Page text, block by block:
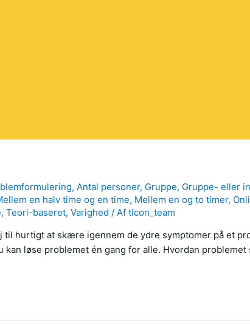
,Antal personer, Gruppe, Gruppe- eller
en halv time og en time, Mellem en og to timer,
,Teori-baseret,Varighed / Afticon_team
hurtigt at skære igennem de ydre symptomer på et
kan løse problemet én gang for alle. Hvordan